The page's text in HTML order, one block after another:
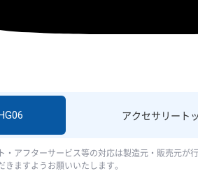
アクセサリー ト
アフターサービス等の対応は製造元・販売元が
ますようお願いいたします。